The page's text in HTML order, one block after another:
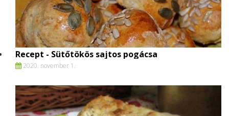
Recept - Sütőtökös sajtos pogácsa
2020. november 1.